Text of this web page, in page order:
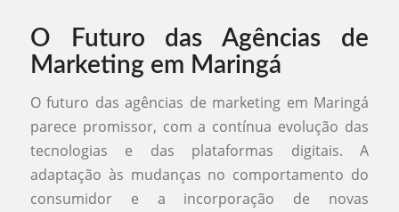
O Futuro das Agências de
Marketing em Maringá
O futuro das agências de marketing em Maringá
parece promissor, com a contínua evolução das
tecnologias e das plataformas digitais. A
adaptação às mudanças no comportamento do
consumidor e a incorporação de novas